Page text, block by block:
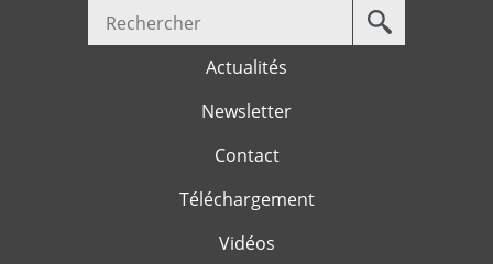
Jump to navigation
Votre
recherche
Actualités
Newsletter
Contact
Téléchargement
Vidéos